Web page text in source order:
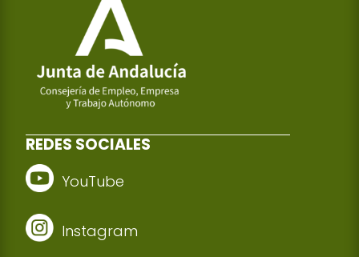
REDES SOCIALES
YouTube
Instagram